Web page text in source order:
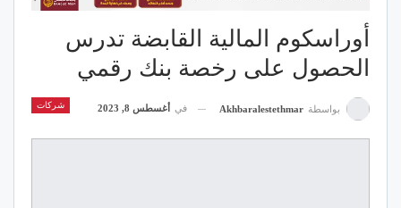
أوراسكوم المالية القابضة تدرس
الحصول على رخصة بنك رقمي
شركات بواسطة Akhbaralestethmar في أغسطس 8, 2023